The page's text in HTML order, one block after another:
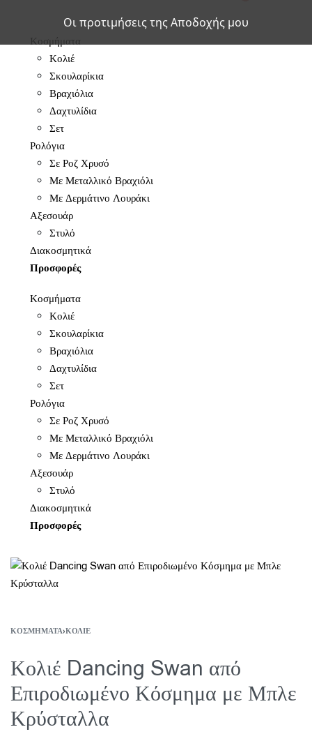
Κοσμήματα
Κολιέ
Σκουλαρίκια
Βραχιόλια
Δαχτυλίδια
Σετ
Ρολόγια
Σε Ροζ Χρυσό
Με Μεταλλικό Βραχιόλι
Με Δερμάτινο Λουράκι
Αξεσουάρ
Στυλό
Διακοσμητικά
Προσφορές
Κοσμήματα
Κολιέ
Σκουλαρίκια
Βραχιόλια
Δαχτυλίδια
Σετ
Ρολόγια
Σε Ροζ Χρυσό
Με Μεταλλικό Βραχιόλι
Με Δερμάτινο Λουράκι
Αξεσουάρ
Στυλό
Διακοσμητικά
Προσφορές
ΚΟΣΜΉΜΑΤΑ›ΚΟΛΙΈ
Κολιέ Dancing Swan από
Επιροδιωμένο Κόσμημα με Μπλε
Κρύσταλλα
Οι προτιμήσεις της Αποδοχής μου